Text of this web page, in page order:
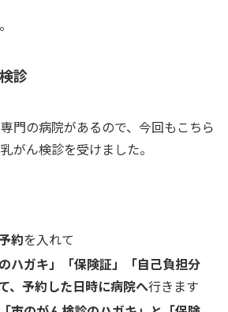
診
門の病院があるので、今回もこちら
がん検診を受けました。
約を入れて
ハガキ」「保険証」「自己負担分
、予約した日時に病院へ行きます